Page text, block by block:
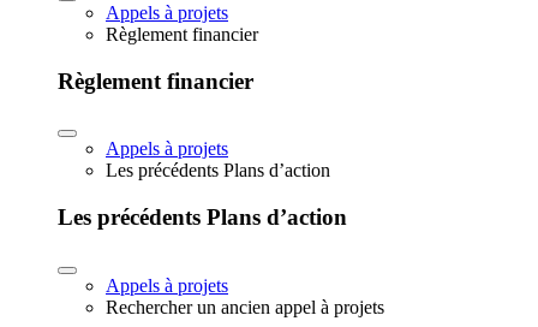
Appels à projets
Règlement financier
Règlement financier
Appels à projets
Les précédents Plans d’action
Les précédents Plans d’action
Appels à projets
Rechercher un ancien appel à projets